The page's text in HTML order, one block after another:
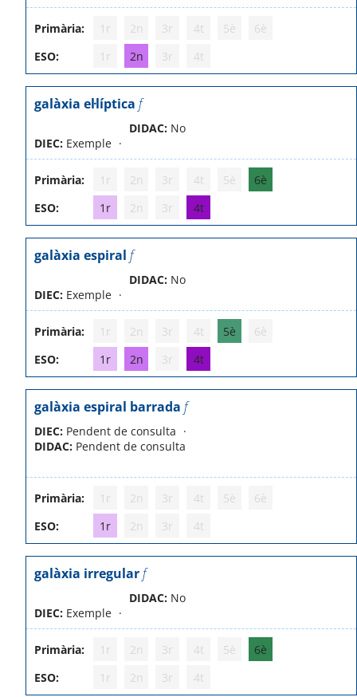
Primària: 1r 2n 3r 4t 5è
6è
ESO:
1r 2n 3r 4t
galàxia el·líptica f
DIEC: Exemple
DIDAC: No
Primària: 1r 2n 3r 4t 5è
6è
ESO:
1r 2n 3r 4t
galàxia espiral f
DIEC: Exemple
DIDAC: No
Primària: 1r 2n 3r 4t 5è
6è
ESO:
1r 2n 3r 4t
galàxia espiral barrada f
DIEC: Pendent de consulta
DIDAC: Pendent de consulta
Primària: 1r 2n 3r 4t 5è
6è
ESO:
1r 2n 3r 4t
galàxia irregularf
DIEC: Exemple
DIDAC: No
Primària: 1r 2n 3r 4t 5è
6è
ESO:
1r 2n 3r 4t